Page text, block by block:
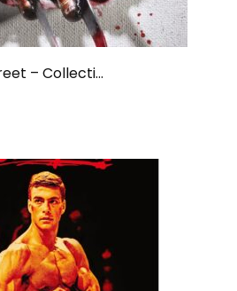
– Collecti...